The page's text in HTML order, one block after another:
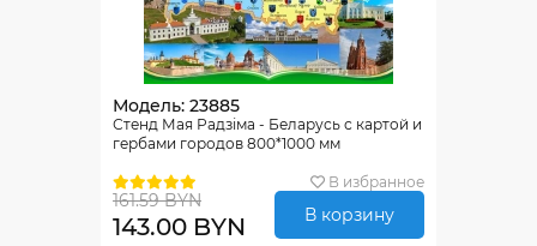
Модель: 23885
Стенд Мая Радзіма - Беларусь с картой и
гербами городов 800*1000 мм
В избранное
161.59 BYN
143.00 BYN В корзину